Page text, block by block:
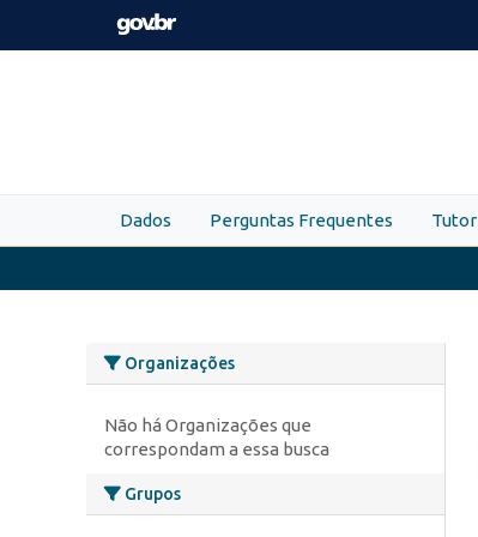
Skip to main content
Dados Perguntas Frequentes
Organizações
Não há Organizações que
correspondam a essa busca
Grupos